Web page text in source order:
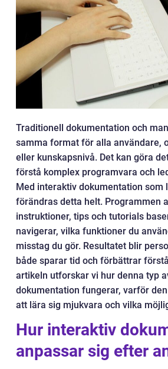
Traditionell dokumentation och
samma format för alla användare,
eller kunskapsnivå. Det kan göra
förstå komplex programvara och
Med interaktiv dokumentation som
förändras detta helt. Programmen
instruktioner, tips och tutorials
navigerar, vilka funktioner du
misstag du gör. Resultatet blir
både sparar tid och förbättrar
artikeln utforskar vi hur denna typ
dokumentation fungerar, varför
att lära sig mjukvara och vilka
Hur interaktiv
anpassar sig efter